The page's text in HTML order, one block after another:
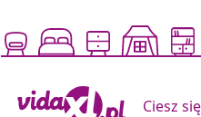
Ciesz